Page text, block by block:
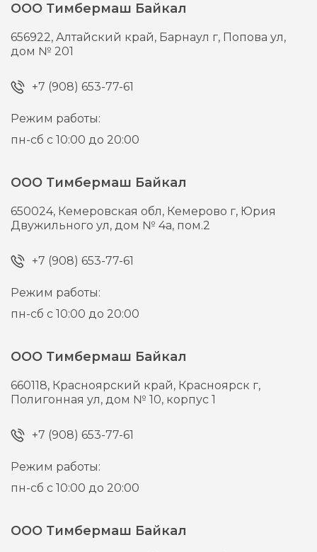
ООО Тимбермаш Байкал
656922,Алтайский край, Барнаул г, Попова ул,
дом № 201
+7 (908) 653-77-61
Режим работы:
пн-сб с 10:00 до 20:00
ООО Тимбермаш Байкал
650024, Кемеровская обл, Кемерово г, Юрия
Двужильного ул, дом № 4а, пом.2
+7 (908) 653-77-61
Режим работы:
пн-сб с 10:00 до 20:00
ООО Тимбермаш Байкал
660118, Красноярский край, Красноярск г,
Полигонная ул, дом № 10, корпус 1
+7 (908) 653-77-61
Режим работы:
пн-сб с 10:00 до 20:00
ООО Тимбермаш Байкал